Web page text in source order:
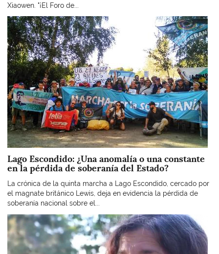
Xiaowen. "¡El Foro de...
Imagen
Lago Escondido: ¿Una anomalía o una constante
en la pérdida de soberanía del Estado?
La crónica de la quinta marcha a Lago Escondido, cercado por
el magnate británico Lewis, deja en evidencia la pérdida de
soberanía nacional sobre el...
Imagen